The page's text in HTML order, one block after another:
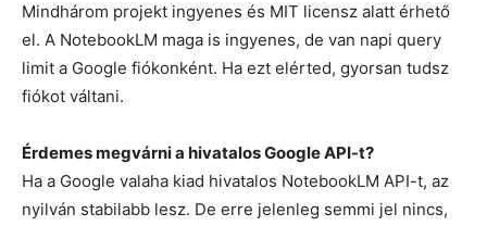
Mindhárom projekt ingyenes és MIT licensz alatt érhető
el. A NotebookLM maga is ingyenes, de van napi query
limit a Google fiókonként. Ha ezt elérted, gyorsan tudsz
fiókot váltani.
Érdemes megvárni a hivatalos Google API-t?
Ha a Google valaha kiad hivatalos NotebookLM API-t, az
nyilván stabilabb lesz. De erre jelenleg semmi jel nincs,